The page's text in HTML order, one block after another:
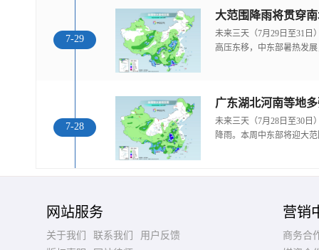
7-29
大范围降雨将贯穿
未来三天（7月29日至31日
高压东移，中东部暑热发
7-28
广东湖北河南等地
未来三天（7月28日至30日
降雨。本周中东部将迎大
网站服务
关于我们 联系我们
用户反馈
营销
商务合